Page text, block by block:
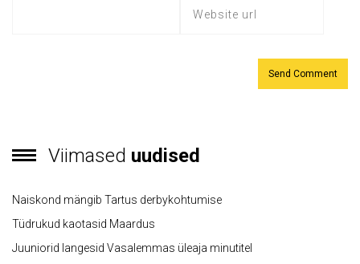
Viimased uudised
Naiskond mängib Tartus derbykohtumise
Tüdrukud kaotasid Maardus
Juuniorid langesid Vasalemmas üleaja minutitel